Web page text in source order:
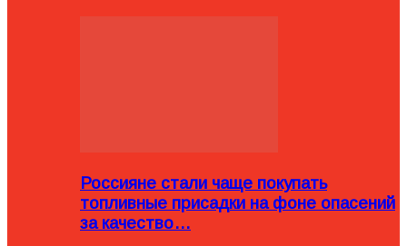
Россияне стали чаще покупать
топливные присадки на фоне опасений
за качество…